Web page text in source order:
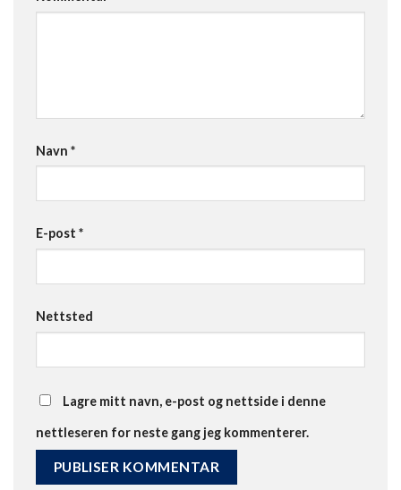
Navn *
E-post *
Nettsted
Lagre mitt navn, e-post og nettside i denne
nettleseren for neste gang jeg kommenterer.